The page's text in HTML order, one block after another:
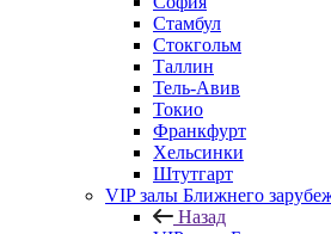
Стамбул
Стокгольм
Таллин
Тель-Авив
Токио
Франкфурт
Хельсинки
Штутгарт
VIP залы Ближнего
Назад